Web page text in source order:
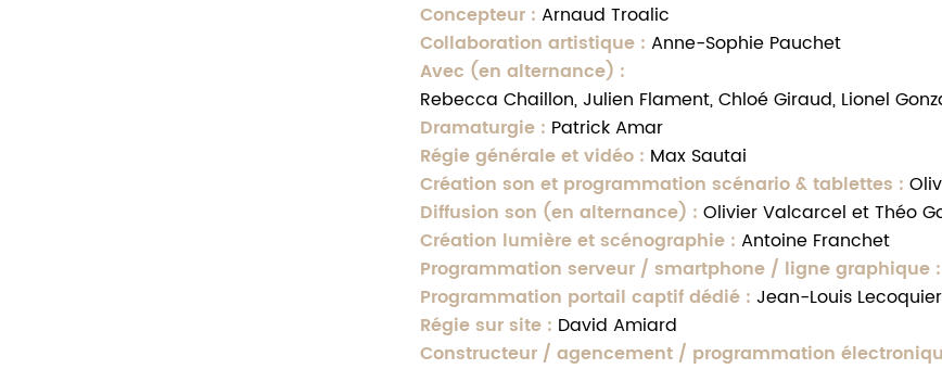
Concepteur : Arnaud Troalic
Collaboration artistique : Anne-Sophie Pauchet
Avec (en alternance) :
Rebecca Chaillon, Julien Flament, Chloé Giraud, Lionel
Dramaturgie : Patrick Amar
Régie générale et vidéo : Max Sautai
Création son et programmation scénario & tablettes :
Diffusion son (en alternance) : Olivier Valcarcel et Théo
Création lumière et scénographie : Antoine Franchet
Programmation serveur / smartphone / ligne graphique :
Programmation portail captif dédié : Jean-Louis
Régie sur site : David Amiard
Constructeur / agencement / programmation